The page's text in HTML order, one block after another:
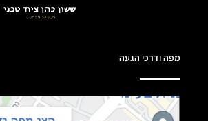
מפה ודרכי הגעה